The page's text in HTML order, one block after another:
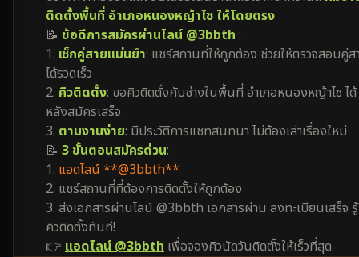
ติดตั้งพื้นที่ อำเภอหนองหญ้าไซ ให้โดยตรง
📝 ข้อดีการสมัครผ่านไลน์ @3bbth :
1. เช็กคู่สายแม่นยำ: แชร์สถานที่ให้ถูกต้อง ช่วยให้ตรวจสอบคู่ส
ได้รวดเร็ว
2. คิวติดตั้ง: ขอคิวติดตั้งกับช่างในพื้นที่ อำเภอหนองหญ้าไซ ได้
หลังสมัครเสร็จ
3. ตามงานง่าย: มีประวัติการแชทสนทนา ไม่ต้องเล่าเรื่องใหม่
📝 3 ขั้นตอนสมัครด่วน:
1. แอดไลน์ **@3bbth**
2. แชร์สถานที่ที่ต้องการติดตั้งให้ถูกต้อง
3. ส่งเอกสารผ่านไลน์ @3bbth เอกสารผ่าน ลงทะเบียนเสร็จ รู้
คิวติดตั้งทันที!
👉 แอดไลน์ @3bbth เพื่อจองคิวนัดวันติดตั้งให้เร็วที่สุด